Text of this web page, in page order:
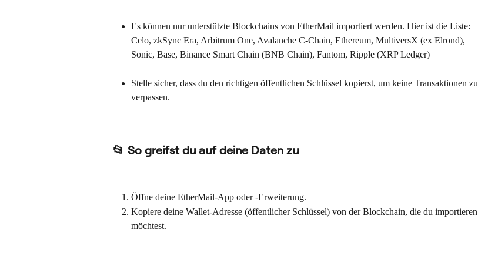
Es können nur unterstützte Blockchains von EtherMail importiert werden. Hier ist die Liste:
Celo, zkSync Era, Arbitrum One, Avalanche C-Chain, Ethereum, MultiversX (ex Elrond),
Sonic, Base, Binance Smart Chain (BNB Chain), Fantom, Ripple (XRP Ledger)
Stelle sicher, dass du den richtigen öffentlichen Schlüssel kopierst, um keine Transaktionen zu
verpassen.
📂 So greifst du auf deine Daten zu
Öffne deine EtherMail-App oder -Erweiterung.
Kopiere deine Wallet-Adresse (öffentlicher Schlüssel) von der Blockchain, die du importieren
möchtest.